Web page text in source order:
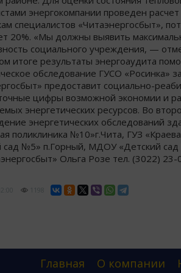
энергокомпании проведен
специалистов «Читаэнергосбыт»,
20%. «Мы должны выявить
социального учреждения, —
итоге результаты энергоаудита
обследование ГУСО «Росинка»
предоставит социально-
цифры возможной экономии и
энергетических ресурсов. Во
энергетических обследований
поликлиника №10»г.Чита, ГУЗ
сад №5» п.Горный, МДОУ «Детский
Ольга Розе тел. (3022) 23-
Главная О компании